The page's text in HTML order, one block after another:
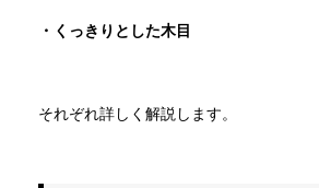
・くっきりとした木目
それぞれ詳しく解説します。